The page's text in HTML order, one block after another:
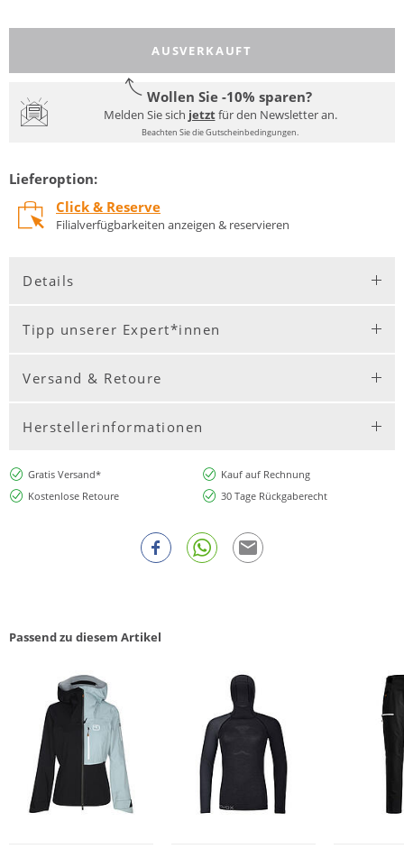
AUSVERKAUFT
Wollen Sie -10% sparen?
Melden Sie sich jetztfür den Newsletter an.
Beachten Sie die Gutscheinbedingungen.
Lieferoption:
Click & Reserve
Filialverfügbarkeiten anzeigen & reservieren
Details
Tipp unserer Expert*innen
Versand & Retoure
Herstellerinformationen
Gratis Versand*
Kauf auf Rechnung
Kostenlose Retoure
30 Tage Rückgaberecht
Passend zu diesem Artikel